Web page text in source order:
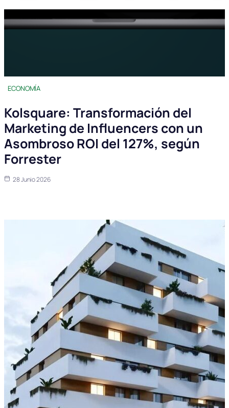
ECONOMÍA
Kolsquare: Transformación del
Marketing de Influencers con un
Asombroso ROI del 127%, según
Forrester
28 Junio 2026